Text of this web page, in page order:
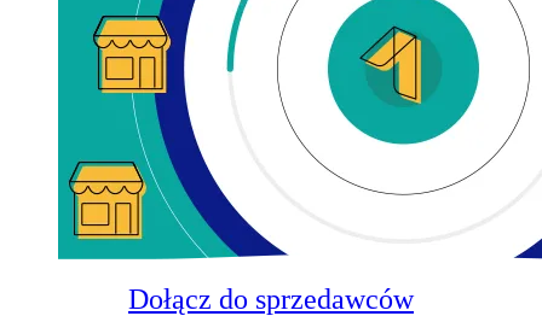
Dołącz do sprzedawców